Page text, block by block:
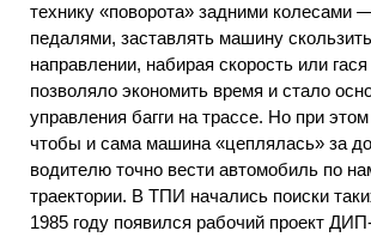
технику «поворота» задними колесами
педалями, заставлять машину
направлении, набирая скорость или
позволяло экономить время и стало
управления багги на трассе. Но при
чтобы и сама машина «цеплялась» за
водителю точно вести автомобиль по
траектории. В ТПИ начались поиски
1985 году появился рабочий проект